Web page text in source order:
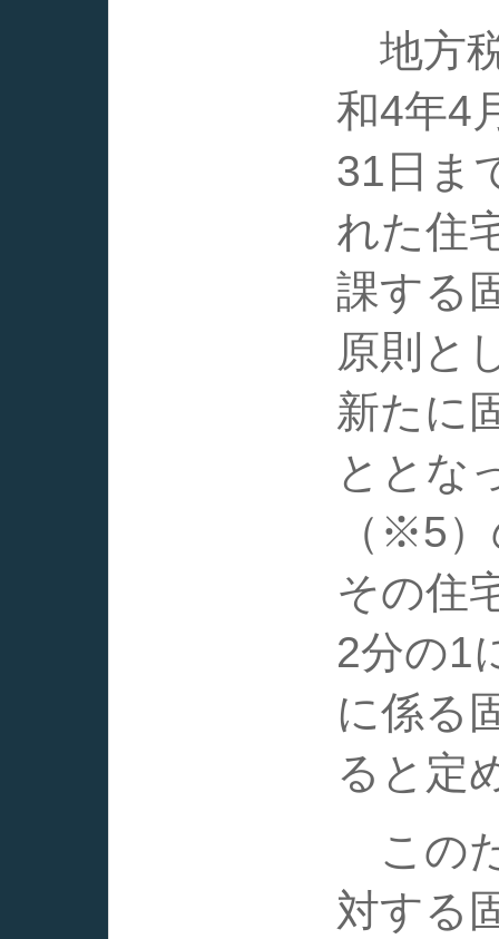
地方
和4年4
31日ま
れた住
課する
原則と
新たに
ととな
（※5
その住
2分の1
に係る
ると定
この
対する